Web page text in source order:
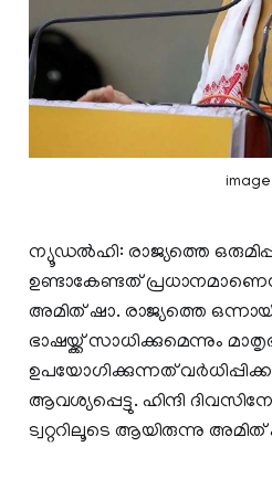
image
ന്യൂഡല്‍ഹി: രാജ്യത്തെ
ഉണ്ടാകേണ്ടത്
അമിത് ഷാ. രാജ്യത്തെ
ഭാഷയ്ക്ക് സാധിക്കുമെന്നും
ഉപയോ​ഗിക്കുന്നത്
ആവശ്യപ്പെട്ടു. ഹിന്ദി
ട്വറ്ററിലൂടെ ആയിരുന്നു